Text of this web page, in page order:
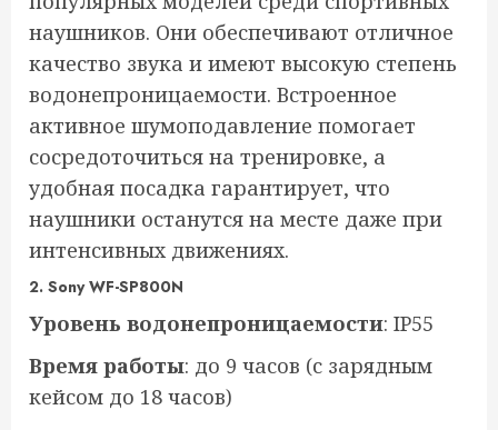
наушников. Они обеспечивают отличное
качество звука и имеют высокую степень
водонепроницаемости. Встроенное
активное шумоподавление помогает
сосредоточиться на тренировке, а
удобная посадка гарантирует, что
наушники останутся на месте даже при
интенсивных движениях.
2. Sony WF-SP800N
Уровень водонепроницаемости: IP55
Время работы: до 9 часов (с зарядным
кейсом до 18 часов)